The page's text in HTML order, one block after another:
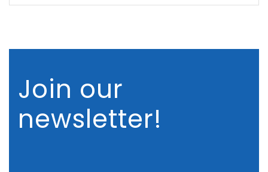
Join our
newsletter!